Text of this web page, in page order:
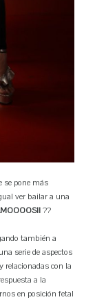
se pone más
ver bailar a una
??
también a
serie de aspectos
relacionadas con la
a la
en posición fetal